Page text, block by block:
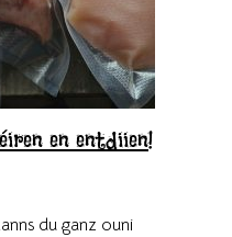
en entdiien!
du ganz ouni